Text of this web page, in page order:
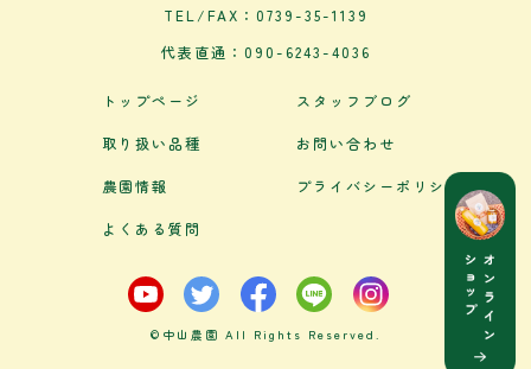
TEL/FAX：0739-35-1139
代表直通：090-6243-4036
トップページ
取り扱い品種
農園情報
よくある質問
スタッフブログ
お問い合わせ
プライバシーポリシー
©中山農園 All Rights Reserved.